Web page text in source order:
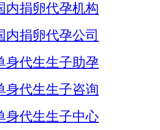
内捐卵代孕机构
内捐卵代孕公司
身代生生子助孕
身代生生子咨询
身代生生子中心